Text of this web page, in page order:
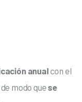
anual con el
modo que se